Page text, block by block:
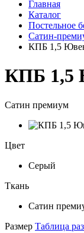
Главная
Каталог
Постельное
Сатин-
КПБ 1,5
КПБ 1,5
Сатин премиум
Цвет
Серый
Ткань
Сатин
Размер Таблица